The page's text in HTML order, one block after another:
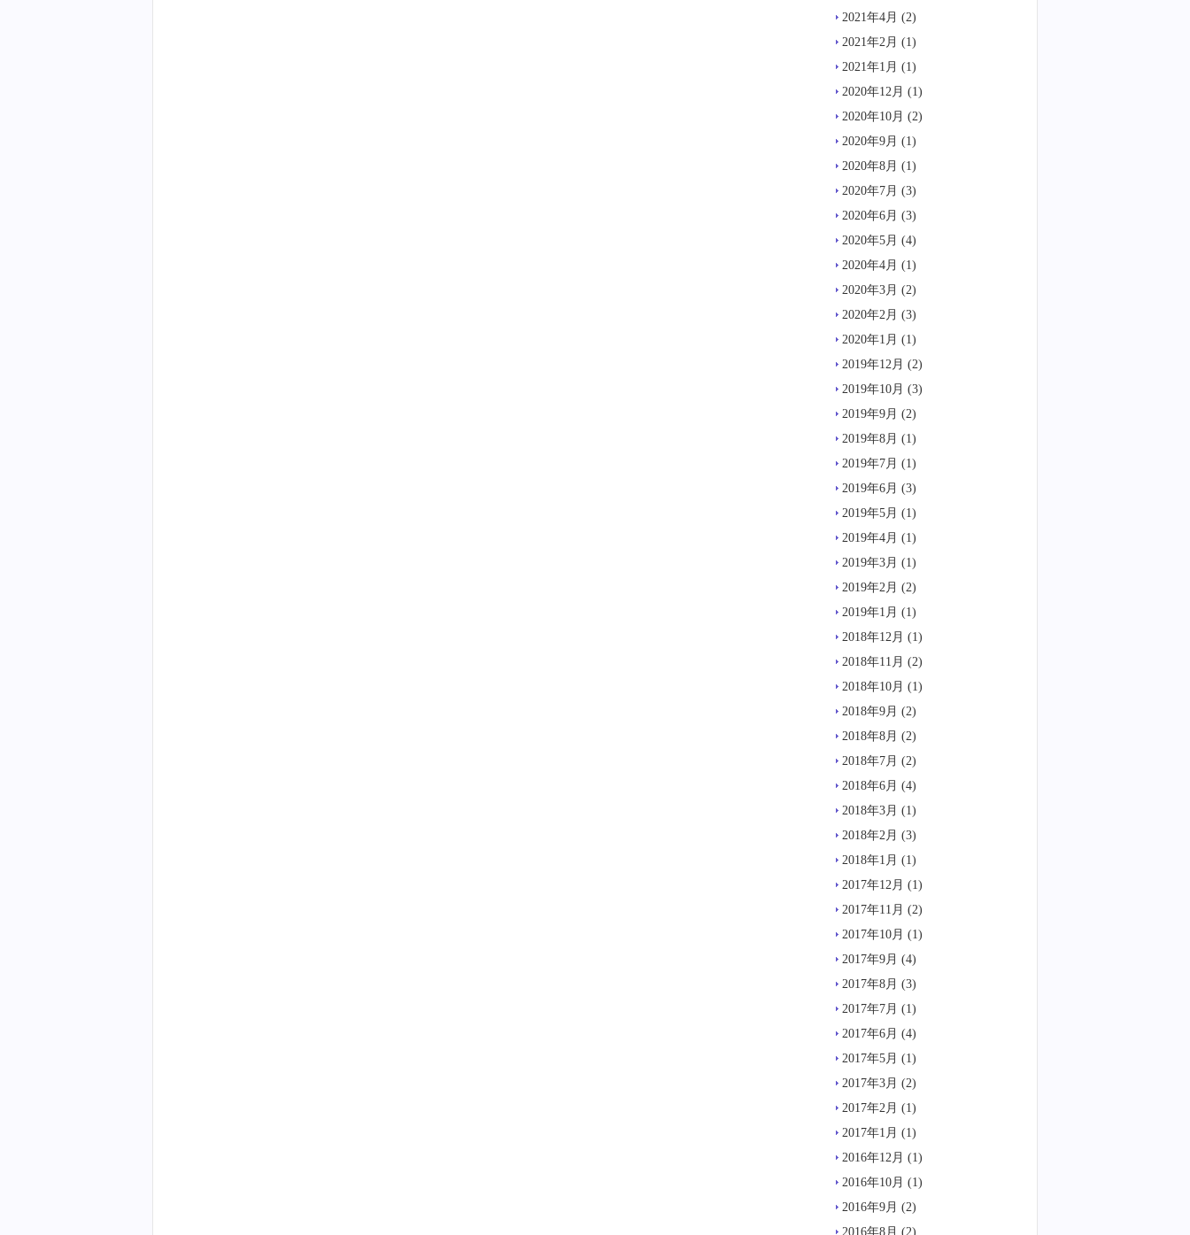
2021年4月 (2)
2021年2月 (1)
2021年1月 (1)
2020年12月 (1)
2020年10月 (2)
2020年9月 (1)
2020年8月 (1)
2020年7月 (3)
2020年6月 (3)
2020年5月 (4)
2020年4月 (1)
2020年3月 (2)
2020年2月 (3)
2020年1月 (1)
2019年12月 (2)
2019年10月 (3)
2019年9月 (2)
2019年8月 (1)
2019年7月 (1)
2019年6月 (3)
2019年5月 (1)
2019年4月 (1)
2019年3月 (1)
2019年2月 (2)
2019年1月 (1)
2018年12月 (1)
2018年11月 (2)
2018年10月 (1)
2018年9月 (2)
2018年8月 (2)
2018年7月 (2)
2018年6月 (4)
2018年3月 (1)
2018年2月 (3)
2018年1月 (1)
2017年12月 (1)
2017年11月 (2)
2017年10月 (1)
2017年9月 (4)
2017年8月 (3)
2017年7月 (1)
2017年6月 (4)
2017年5月 (1)
2017年3月 (2)
2017年2月 (1)
2017年1月 (1)
2016年12月 (1)
2016年10月 (1)
2016年9月 (2)
2016年8月 (2)